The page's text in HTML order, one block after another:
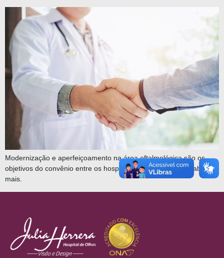
Modernização e aperfeiçoamento na área oftalmológica são os
objetivos do convênio entre os hospitais. Clique aqui para saber
mais.